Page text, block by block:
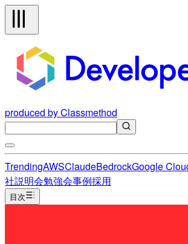
produced by Classmethod
TrendingAWSClaudeBedrockGoogle
社説明会勉強会事例採用
目次